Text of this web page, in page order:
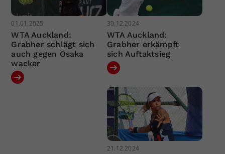
01.01.2025
WTA Auckland:
Grabher schlägt sich
auch gegen Osaka
wacker
30.12.2024
WTA Auckland:
Grabher erkämpft
sich Auftaktsieg
21.12.2024